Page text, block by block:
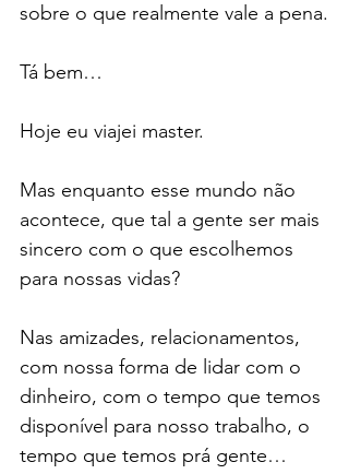
sobre o que realmente vale a pena.
Tá bem…
Hoje eu viajei master.
Mas enquanto esse mundo não
acontece, que tal a gente ser mais
sincero com o que escolhemos
para nossas vidas?
Nas amizades, relacionamentos,
com nossa forma de lidar com o
dinheiro, com o tempo que temos
disponível para nosso trabalho, o
tempo que temos prá gente…